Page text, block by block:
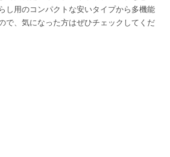
し用のコンパクトな安いタイプから多機能
で、気になった方はぜひチェックしてくだ